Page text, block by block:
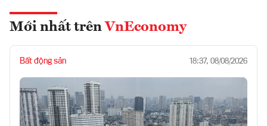
Mới nhất trên VnEconomy
Bất động sản 18:37, 08/08/2026